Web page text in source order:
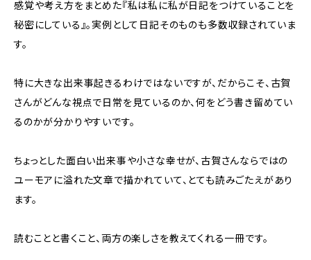
感覚や考え方をまとめた『私は私に私が日記をつけていることを
秘密にしている』。実例として日記そのものも多数収録されていま
す。
特に大きな出来事起きるわけではないですが、だからこそ、古賀
さんがどんな視点で日常を見ているのか、何をどう書き留めてい
るのかが分かりやすいです。
ちょっとした面白い出来事や小さな幸せが、古賀さんならではの
ユーモアに溢れた文章で描かれていて、とても読みごたえがあり
ます。
読むことと書くこと、両方の楽しさを教えてくれる一冊です。